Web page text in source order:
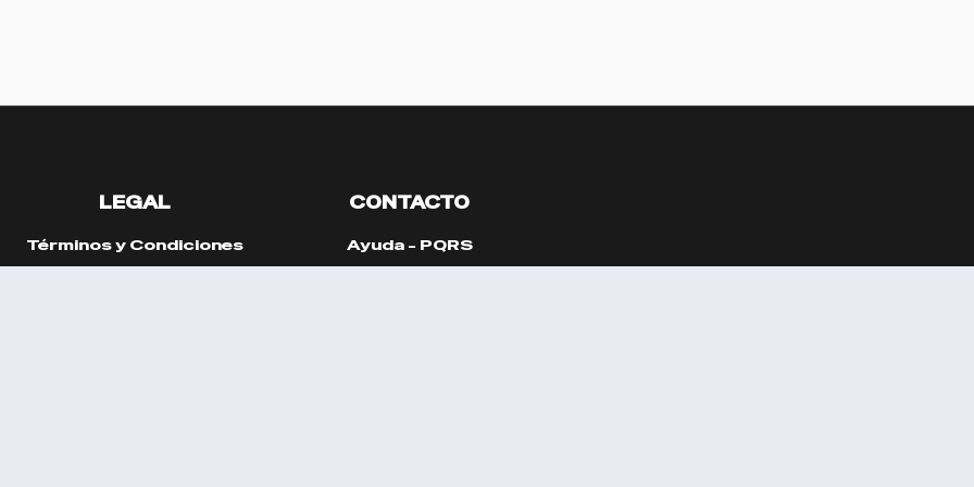
LEGAL
Términos y Condiciones
CONTACTO
Ayuda - PQRS